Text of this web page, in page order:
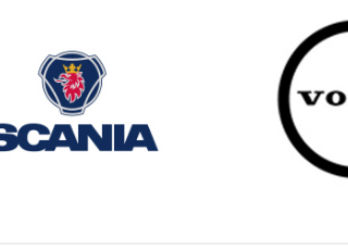
без труднощів транспортувати
перевищують по своїй ширині
функціями. Бортові
ліхтарі, підкрилки
ліхтарів, гумових відбійників,